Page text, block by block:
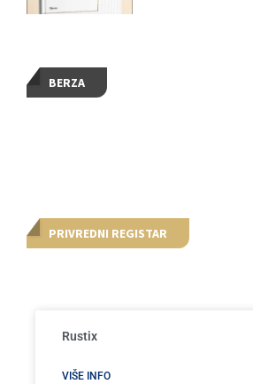
BERZA
PRIVREDNI REGISTAR
Rustix
VIŠE INFO